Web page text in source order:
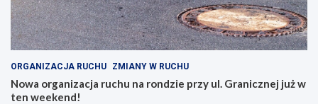
ORGANIZACJA RUCHU ZMIANY W RUCHU
Nowa organizacja ruchu na rondzie przy ul. Granicznej już w
ten weekend!